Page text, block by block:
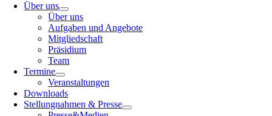
Über uns
Über uns
Aufgaben und Angebote
Mitgliedschaft
Präsidium
Team
Termine
Veranstaltungen
Downloads
Stellungnahmen & Presse